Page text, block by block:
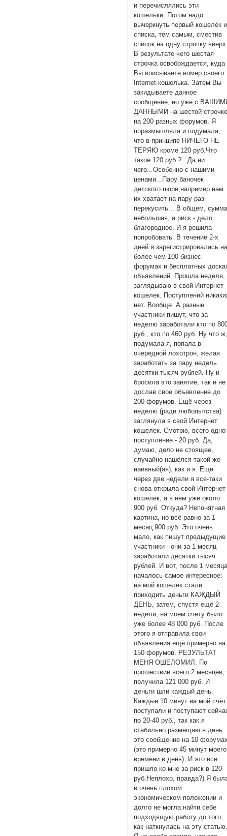
и перечислялись эти
кошельки. Потом надо
вычеркнуть первый кошелёк
списка, тем самым, сместив
список на одну строчку
В результате чего шестая
строчка освобождается, куда
Вы вписываете номер своего
Internet-кошелька. Затем Вы
закидываете данное
сообщение, но уже с
ДАННЫМИ на шестой
на 200 разных форумов. Я
поразмышляла и подумала,
что в принципе НИЧЕГО НЕ
ТЕРЯЮ кроме 120 руб.Что
такое 120 руб.?...Да ни
чего...Особенно с нашими
ценами...Пару баночек
детского пюре,например нам
их хватает на пару раз
перекусить... В общем,
небольшая, а риск - дело
благородное. И я решила
попробовать. В течение 2-х
дней я зарегистрировалась
более чем 100 бизнес-
форумах и бесплатных
объявлений. Прошла неделя,
заглядываю в свой Интернет
кошелек. Поступлений
нет. Вообще. А разные
участники пишут, что за
неделю заработали кто по
руб., кто по 460 руб. Ну что
подумала я, попала в
очередной лохотрон, желая
заработать за пару недель
десятки тысяч рублей. Ну и
бросила это занятие, так и не
дослав свое объявление до
200 форумов. Ещё через
неделю (ради любопытства)
заглянула в свой Интернет
кошелек. Смотрю, всего одно
поступление - 20 руб. Да,
думаю, дело не стоящее,
случайно нашёлся такой же
наивный(ая), как и я. Ещё
через две недели я все-таки
снова открыла свой Интернет
кошелек, а в нем уже около
900 руб. Откуда? Непонятная
картина, но всё равно за 1
месяц 900 руб. Это очень
мало, как пишут предыдущие
участники - они за 1 месяц
заработали десятки тысяч
рублей. И вот, после 1
началось самое интересное:
на мой кошелёк стали
приходить деньги КАЖДЫЙ
ДЕНЬ, затем, спустя ещё 2
недели, на моем счету было
уже более 48 000 руб. После
этого я отправила свои
объявления ещё примерно на
150 форумов. РЕЗУЛЬТАТ
МЕНЯ ОШЕЛОМИЛ. По
прошествии всего 2 месяцев,
получила 121 000 руб. И
деньги шли каждый день.
Каждые 10 минут на мой счёт
поступали и поступают
по 20-40 руб., так как я
стабильно размещаю в день
это сообщение на 10
(это примерно 45 минут моего
времени в день). И это все
пришло ко мне за риск в 120
руб.Неплохо, правда?) Я
в очень плохом
экономическом положении и
долго не могла найти себе
подходящую работу до того,
как наткнулась на эту